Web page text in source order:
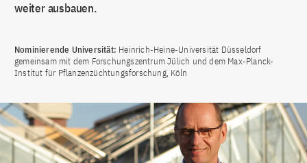
weiter ausbauen.
Nominierende Universität: Heinrich-Heine-Universität Düsseldorf
gemeinsam mit dem Forschungszentrum Jülich und dem Max-Planck-
Institut für Pflanzenzüchtungsforschung, Köln